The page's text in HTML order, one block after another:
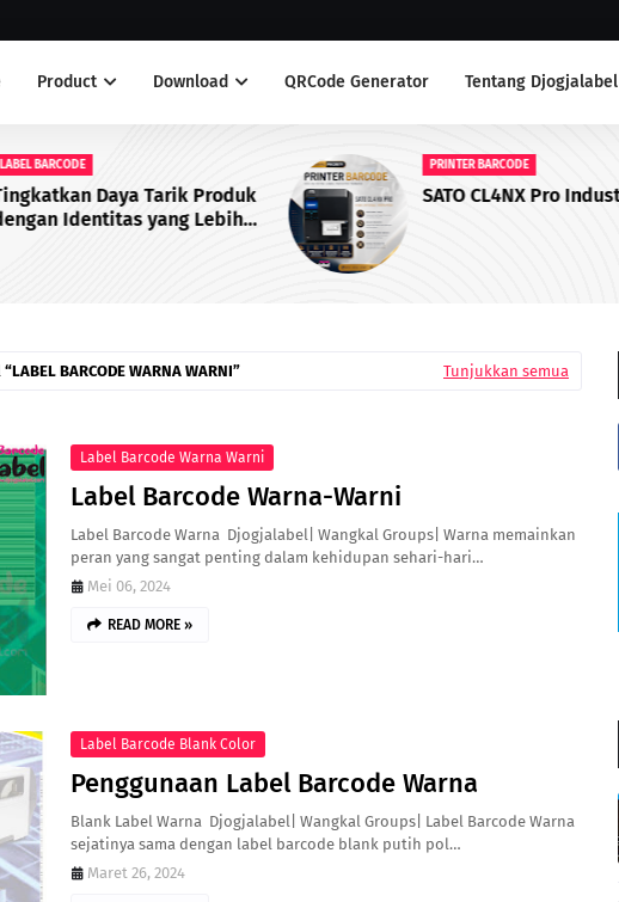
Product Download QRCode Generator Tentang Djogjalabel
Produk
Lebih
PRINTER BARCODE
SATO CL4NX Pro Industrial Printer
LABEL BARCODE WARNA WARNI Tunjukkan semua
Label Barcode Warna Warni
Label Barcode Warna-Warni
Label Barcode Warna Djogjalabel| Wangkal Groups| Warna memainkan
peran yang sangat penting dalam kehidupan sehari-hari…
Mei 06, 2024
READ MORE »
Label Barcode Blank Color
Penggunaan Label Barcode Warna
Blank Label Warna Djogjalabel| Wangkal Groups| Label Barcode Warna
sejatinya sama dengan label barcode blank putih pol…
Maret 26, 2024